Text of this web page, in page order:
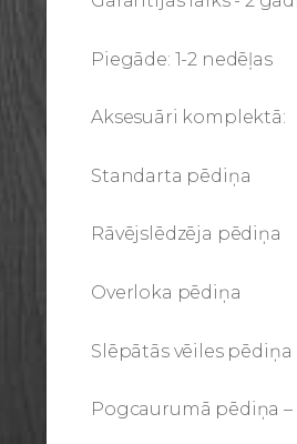
Piegāde: 1-2 nedēļas
Aksesuāri komplektā:
Standarta pēdiņa
Rāvējslēdzēja pēdiņa
Overloka pēdiņa
Slēpātās vēiles pēdiņa
Pogcaurumā pēdiņa